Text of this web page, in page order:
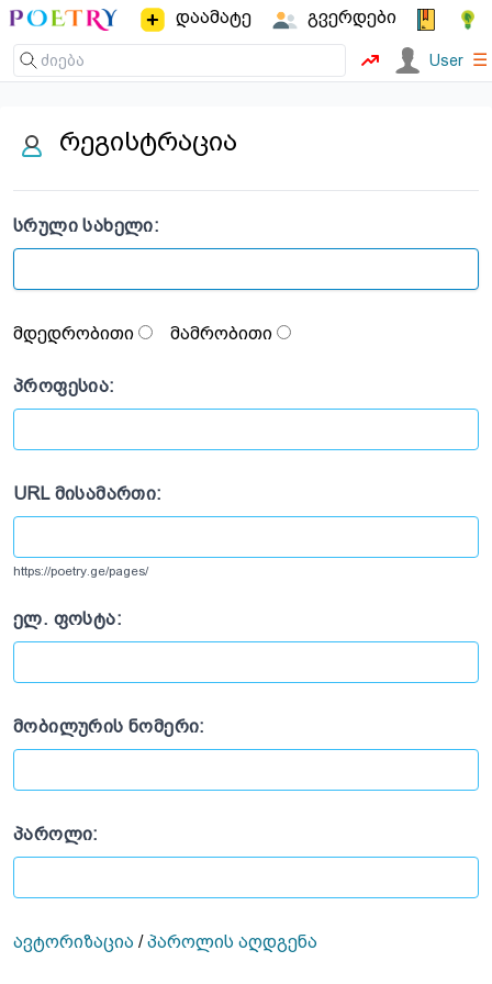
დაამატე გვერდები
User ☰
რეგისტრაცია
ᲡᲠᲣᲚᲘ ᲡᲐᲮᲔᲚᲘ:
მდედრობითი მამრობითი
ᲞᲠᲝᲤᲔᲡᲘᲐ:
URL ᲛᲘᲡᲐᲛᲐᲠᲗᲘ:
https://poetry.ge/pages/
ᲔᲚ. ᲤᲝᲡᲢᲐ:
ᲛᲝᲑᲘᲚᲣᲠᲘᲡ ᲜᲝᲛᲔᲠᲘ:
ᲞᲐᲠᲝᲚᲘ:
ავტორიზაცია /პაროლის აღდგენა